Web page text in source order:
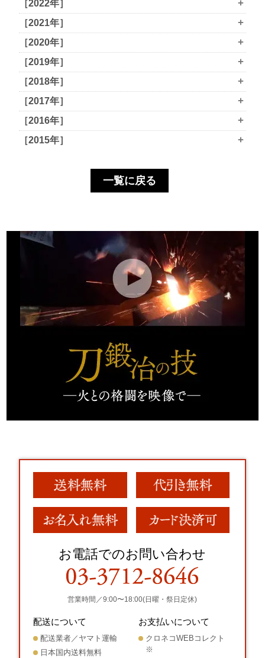
［2022年］ +
［2021年］ +
［2020年］ +
［2019年］ +
［2018年］ +
［2017年］ +
［2016年］ +
［2015年］ +
一覧に戻る
お電話でのお問い合わせ
営業時間／9:00〜18:00(日曜・祭日定休)
配送について
配送業者／ヤマト運輸
日本国内送料無料
お支払いについて
クロネコWEBコレクト
※